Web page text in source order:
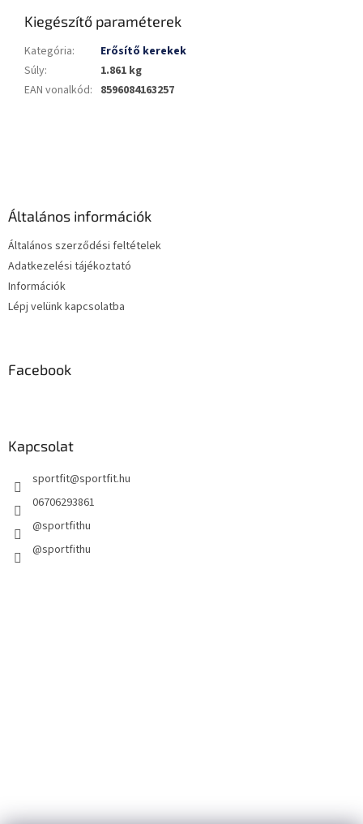
Kiegészítő paraméterek
Kategória:
Erősítő kerekek
Súly:
1.861 kg
EAN vonalkód: 8596084163257
Általános információk
Általános szerződési feltételek
Adatkezelési tájékoztató
Információk
Lépj velünk kapcsolatba
Facebook
Kapcsolat
sportfit@sportfit.hu
06706293861
@sportfithu
@sportfithu